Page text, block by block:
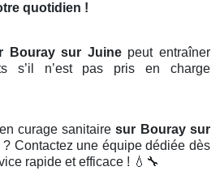
quotidien !
Bouray sur Juine peut entraîner
s’il n’est pas pris en charge
curage sanitairesur Bouray sur
Contactez une équipe dédiée dès
rapide et efficace ! 💧🔧